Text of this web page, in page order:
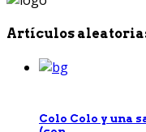
Artículos
Colo Colo y una